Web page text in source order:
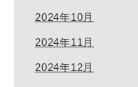
2024年10月
2024年11月
2024年12月